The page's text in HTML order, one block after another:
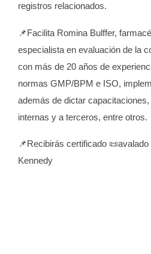
registros relacionados.
📌Facilita Romina Bulffer,
especialista en evaluación de la
con más de 20 años de
normas GMP/BPM e ISO,
además de dictar
internas y a terceros, entre otros.
📌Recibirás certificado
Kennedy